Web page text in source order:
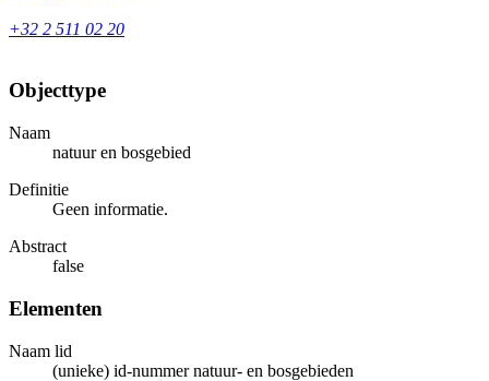
+32 2 511 02 20
Objecttype
Naam
natuur en bosgebied
Definitie
Geen informatie.
Abstract
false
Elementen
Naam lid
(unieke) id-nummer natuur- en bosgebieden